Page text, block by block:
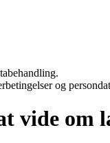
og
vide om